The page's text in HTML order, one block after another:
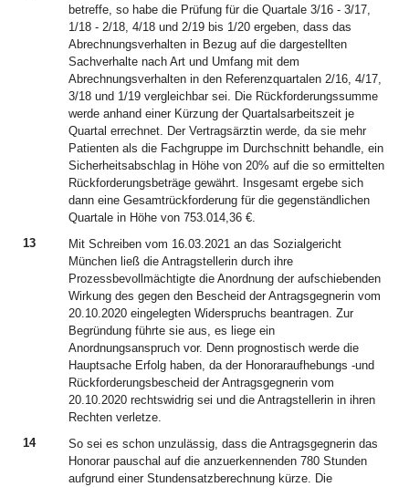
betreffe, so habe die Prüfung für die Quartale 3/16 - 3/17,
1/18 - 2/18, 4/18 und 2/19 bis 1/20 ergeben, dass das
Abrechnungsverhalten in Bezug auf die dargestellten
Sachverhalte nach Art und Umfang mit dem
Abrechnungsverhalten in den Referenzquartalen 2/16, 4/17,
3/18 und 1/19 vergleichbar sei. Die Rückforderungssumme
werde anhand einer Kürzung der Quartalsarbeitszeit je
Quartal errechnet. Der Vertragsärztin werde, da sie mehr
Patienten als die Fachgruppe im Durchschnitt behandle, ein
Sicherheitsabschlag in Höhe von 20% auf die so ermittelten
Rückforderungsbeträge gewährt. Insgesamt ergebe sich
dann eine Gesamtrückforderung für die gegenständlichen
Quartale in Höhe von 753.014,36 €.
13
Mit Schreiben vom 16.03.2021 an das Sozialgericht
München ließ die Antragstellerin durch ihre
Prozessbevollmächtigte die Anordnung der aufschiebenden
Wirkung des gegen den Bescheid der Antragsgegnerin vom
20.10.2020 eingelegten Widerspruchs beantragen. Zur
Begründung führte sie aus, es liege ein
Anordnungsanspruch vor. Denn prognostisch werde die
Hauptsache Erfolg haben, da der Honoraraufhebungs -und
Rückforderungsbescheid der Antragsgegnerin vom
20.10.2020 rechtswidrig sei und die Antragstellerin in ihren
Rechten verletze.
14
So sei es schon unzulässig, dass die Antragsgegnerin das
Honorar pauschal auf die anzuerkennenden 780 Stunden
aufgrund einer Stundensatzberechnung kürze. Die